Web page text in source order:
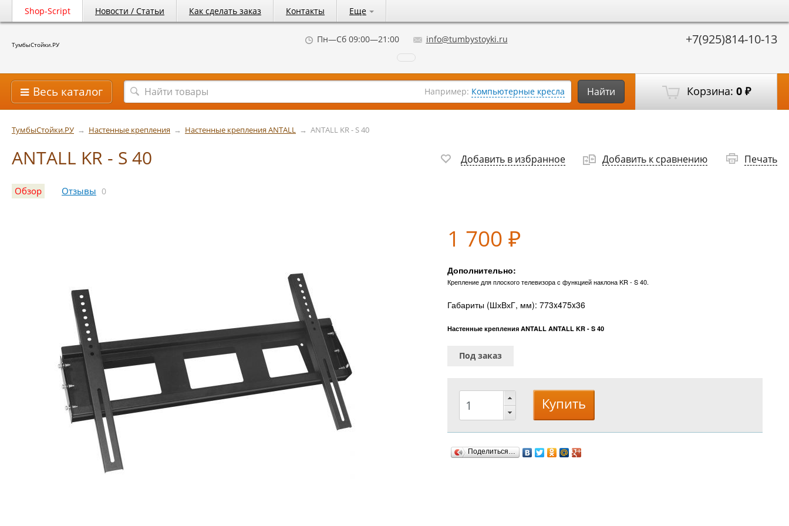
Shop-Script Новости / Статьи Как сделать заказ Контакты Еще
ТумбыСтойки.РУ +7(925)814-10-13
Пн—Сб 09:00—21:00 info@tumbystoyki.ru
Корзина: 0 ₽
Весь каталог Например: Компьютерные кресла Найти
ТумбыСтойки.РУ → Настенные крепления → Настенные крепления ANTALL → ANTALL KR - S 40
ANTALL KR - S 40 Добавить в избранное Добавить к сравнению Печать
Обзор Отзывы 0
1 700₽
Дополнительно:
Крепление для плоского телевизора с функцией наклона KR - S 40.
Габариты (ШхВхГ, мм): 773x475x36
Настенные крепления ANTALL ANTALL KR - S 40
Под заказ
Поделиться…